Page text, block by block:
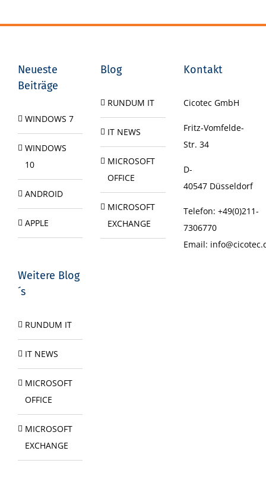
Neueste
Beiträge
WINDOWS 7
WINDOWS
10
ANDROID
APPLE
Weitere Blog
´s
RUNDUM IT
IT NEWS
MICROSOFT
OFFICE
MICROSOFT
EXCHANGE
Blog
RUNDUM IT
IT NEWS
MICROSOFT
OFFICE
MICROSOFT
EXCHANGE
Kontakt
Cicotec GmbH
Fritz-Vomfelde-
Str. 34
D-
40547Düsseldorf
Telefon: +49(0)211-
7306770
Email: